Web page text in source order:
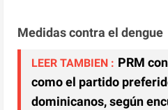
Medidas contra el dengue
LEER TAMBIEN : PRM
como el partido
dominicanos, según